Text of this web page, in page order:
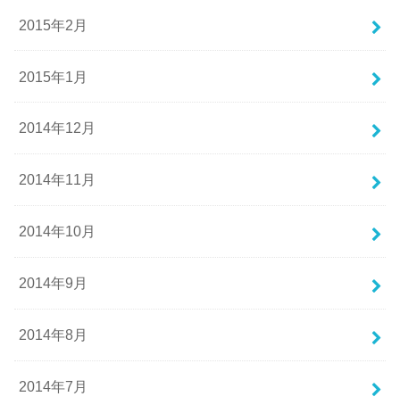
2015年2月
2015年1月
2014年12月
2014年11月
2014年10月
2014年9月
2014年8月
2014年7月